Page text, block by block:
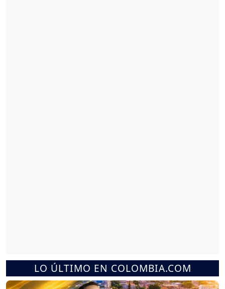
LO ÚLTIMO EN COLOMBIA.COM